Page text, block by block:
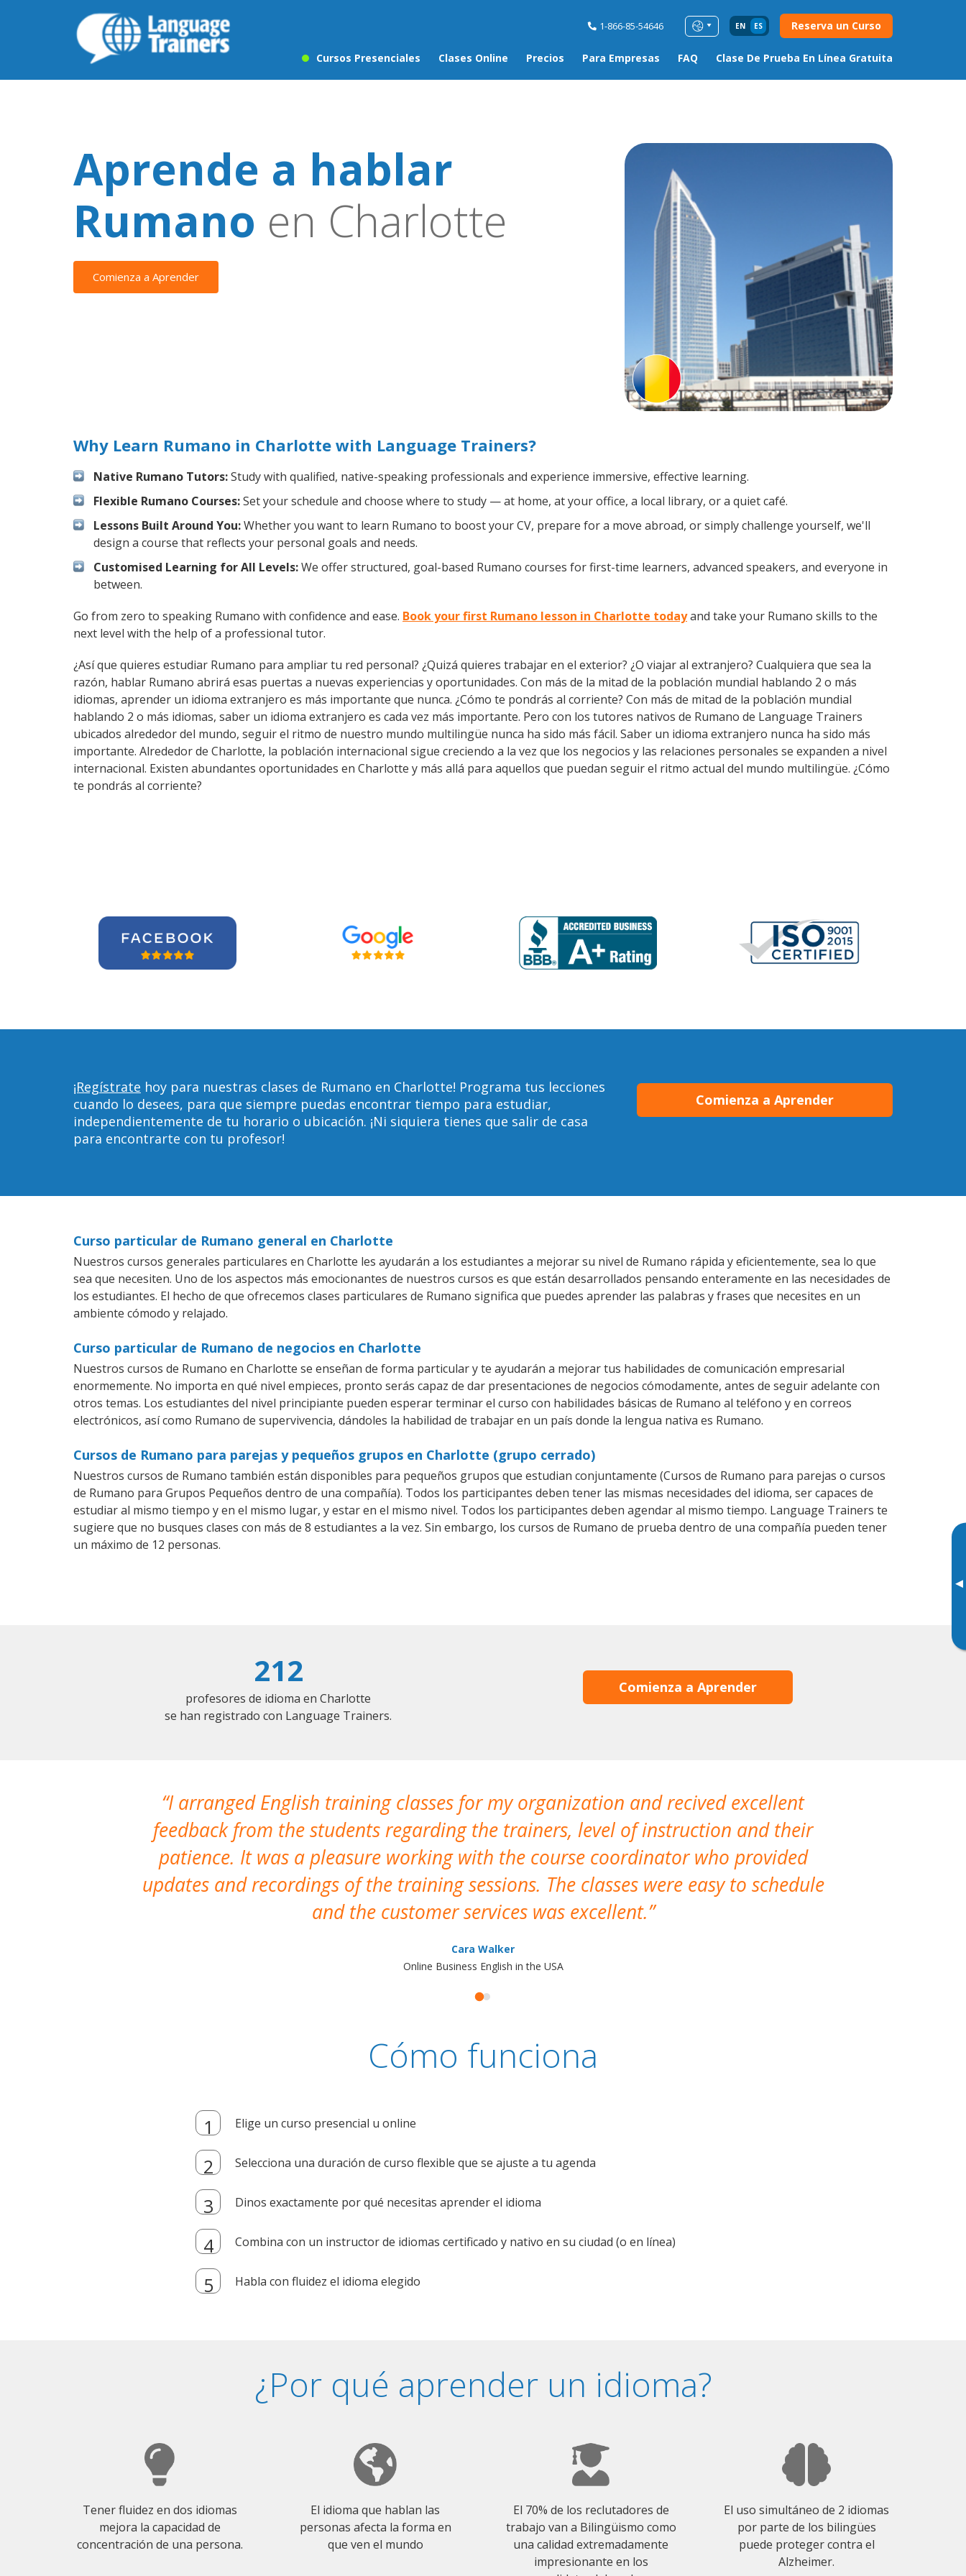
1-866-85-54646 EN ES Reserva un Curso
Cursos Presenciales Clases Online Precios Para Empresas FAQ Clase De Prueba En Línea Gratuita
▸
Aprende a hablar
Rumano en Charlotte
Comienza a Aprender
Why Learn Rumano in Charlotte with Language Trainers?
Native Rumano Tutors:Study with qualified, native-speaking professionals and experience immersive, effective learning.
Flexible Rumano Courses:Set your schedule and choose where to study — at home, at your office, a local library, or a quiet café.
Lessons Built Around You:Whether you want to learn Rumano to boost your CV, prepare for a move abroad, or simply challenge yourself, we'll
design a course that reflects your personal goals and needs.
Customised Learning for All Levels:We offer structured, goal-based Rumano courses for first-time learners, advanced speakers, and everyone in
between.
Go from zero to speaking Rumano with confidence and ease. Book your first Rumano lesson in Charlotte todayand take your Rumano skills to the
next level with the help of a professional tutor.
¿Así que quieres estudiar Rumano para ampliar tu red personal? ¿Quizá quieres trabajar en el exterior? ¿O viajar al extranjero? Cualquiera que sea la
razón, hablar Rumano abrirá esas puertas a nuevas experiencias y oportunidades. Con más de la mitad de la población mundial hablando 2 o más
idiomas, aprender un idioma extranjero es más importante que nunca. ¿Cómo te pondrás al corriente? Con más de mitad de la población mundial
hablando 2 o más idiomas, saber un idioma extranjero es cada vez más importante. Pero con los tutores nativos de Rumano de Language Trainers
ubicados alrededor del mundo, seguir el ritmo de nuestro mundo multilingüe nunca ha sido más fácil. Saber un idioma extranjero nunca ha sido más
importante. Alrededor de Charlotte, la población internacional sigue creciendo a la vez que los negocios y las relaciones personales se expanden a nivel
internacional. Existen abundantes oportunidades en Charlotte y más allá para aquellos que puedan seguir el ritmo actual del mundo multilingüe. ¿Cómo
te pondrás al corriente?
¡Regístrate hoy para nuestras clases de Rumano en Charlotte! Programa tus lecciones
cuando lo desees, para que siempre puedas encontrar tiempo para estudiar,
independientemente de tu horario o ubicación. ¡Ni siquiera tienes que salir de casa
para encontrarte con tu profesor!
Comienza a Aprender
Curso particular de Rumano general en Charlotte
Nuestros cursos generales particulares en Charlotte les ayudarán a los estudiantes a mejorar su nivel de Rumano rápida y eficientemente, sea lo que
sea que necesiten. Uno de los aspectos más emocionantes de nuestros cursos es que están desarrollados pensando enteramente en las necesidades de
los estudiantes. El hecho de que ofrecemos clases particulares de Rumano significa que puedes aprender las palabras y frases que necesites en un
ambiente cómodo y relajado.
Curso particular de Rumano de negocios en Charlotte
Nuestros cursos de Rumano en Charlotte se enseñan de forma particular y te ayudarán a mejorar tus habilidades de comunicación empresarial
enormemente. No importa en qué nivel empieces, pronto serás capaz de dar presentaciones de negocios cómodamente, antes de seguir adelante con
otros temas. Los estudiantes del nivel principiante pueden esperar terminar el curso con habilidades básicas de Rumano al teléfono y en correos
electrónicos, así como Rumano de supervivencia, dándoles la habilidad de trabajar en un país donde la lengua nativa es Rumano.
Cursos de Rumano para parejas y pequeños grupos en Charlotte (grupo cerrado)
Nuestros cursos de Rumano también están disponibles para pequeños grupos que estudian conjuntamente (Cursos de Rumano para parejas o cursos
de Rumano para Grupos Pequeños dentro de una compañía). Todos los participantes deben tener las mismas necesidades del idioma, ser capaces de
estudiar al mismo tiempo y en el mismo lugar, y estar en el mismo nivel. Todos los participantes deben agendar al mismo tiempo. Language Trainers te
sugiere que no busques clases con más de 8 estudiantes a la vez. Sin embargo, los cursos de Rumano de prueba dentro de una compañía pueden tener
un máximo de 12 personas.
212
profesores de idioma en Charlotte
se han registrado con Language Trainers.
Comienza a Aprender
I arranged English training classes for my organization and recived excellent
feedback from the students regarding the trainers, level of instruction and their
patience. It was a pleasure working with the course coordinator who provided
updates and recordings of the training sessions. The classes were easy to schedule
and the customer services was excellent.
Cara Walker
Online Business English in the USA
Cómo funciona
Elige un curso presencial u online
Selecciona una duración de curso flexible que se ajuste a tu agenda
Dinos exactamente por qué necesitas aprender el idioma
Combina con un instructor de idiomas certificado y nativo en su ciudad (o en línea)
Habla con fluidez el idioma elegido
¿Por qué aprender un idioma?
Tener fluidez en dos idiomas
mejora la capacidad de
concentración de una persona.
El idioma que hablan las
personas afecta la forma en
que ven el mundo
El 70% de los reclutadores de
trabajo van a Bilingüismo como
una calidad extremadamente
impresionante en los
El uso simultáneo de 2 idiomas
por parte de los bilingües
puede proteger contra el
Alzheimer.